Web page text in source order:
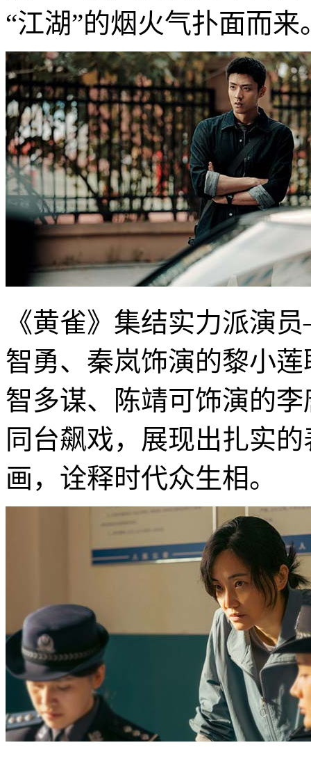
“江湖”的烟火气扑面而来
《黄雀》集结实力派演
智勇、秦岚饰演的黎小
智多谋、陈靖可饰演的
同台飙戏，展现出扎实
画，诠释时代众生相。